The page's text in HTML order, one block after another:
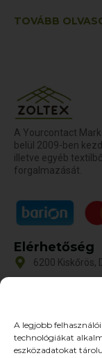
A legjobb
technológiákat
eszközadatokat
TOVÁBB
A Yourcontact
belül 2009-ben
illetve egyéb
forgalmazását.
Elérhetőség
6200 Kiskőrös,
Nyitvatartás
Hétfő-Péntek: 9:00-